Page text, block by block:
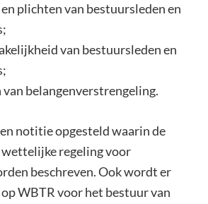
plichten van bestuursleden en
van bestuursleden en
belangenverstrengeling.
notitie opgesteld waarin de
wettelijke regeling voor
beschreven. Ook wordt er
WBTR voor het bestuur van